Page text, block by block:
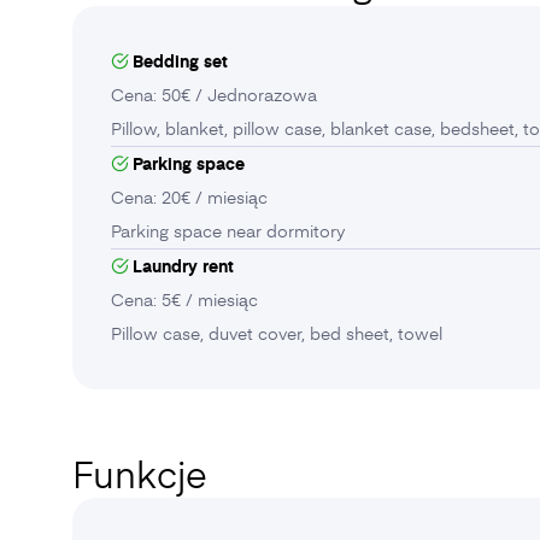
Bedding set
Cena: 50€ / Jednorazowa
Pillow, blanket, pillow case, blanket case, bedsheet,
Parking space
Cena: 20€ / miesiąc
Parking space near dormitory
Laundry rent
Cena: 5€ / miesiąc
Pillow case, duvet cover, bed sheet, towel
Funkcje